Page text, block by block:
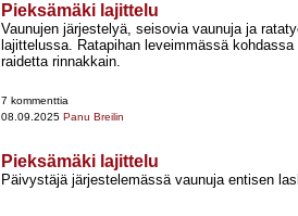
Pieksämäki lajittelu
Vaunujen järjestelyä, seisovia vaunuja ja
lajittelussa. Ratapihan leveimmässä
raidetta rinnakkain.
7 kommenttia
08.09.2025 Panu Breilin
Pieksämäki lajittelu
Päivystäjä järjestelemässä vaunuja entisen